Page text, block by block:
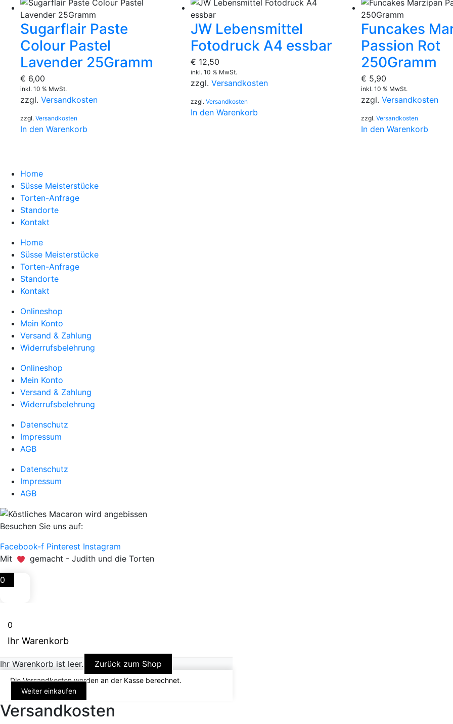
Sugarflair Paste
Colour Pastel
Lavender 25Gramm
€ 6,00
inkl. 10 % MwSt.
zzgl. Versandkosten
zzgl. Versandkosten
In den Warenkorb
JW Lebensmittel
Fotodruck A4 essbar
€ 12,50
inkl. 10 % MwSt.
zzgl.Versandkosten
zzgl.Versandkosten
In den Warenkorb
Funcakes
Passion Rot
250Gramm
€ 5,90
inkl. 10 % MwSt.
zzgl.Versandkosten
zzgl.Versandkosten
In den Warenkorb
Home
Süsse Meisterstücke
Torten-Anfrage
Standorte
Kontakt
Home
Süsse Meisterstücke
Torten-Anfrage
Standorte
Kontakt
Onlineshop
Mein Konto
Versand & Zahlung
Widerrufsbelehrung
Onlineshop
Mein Konto
Versand & Zahlung
Widerrufsbelehrung
Datenschutz
Impressum
AGB
Datenschutz
Impressum
AGB
Besuchen Sie uns auf:
Facebook-f Pinterest Instagram
Mit
gemacht - Judith und die Torten
0
0
Ihr Warenkorb
Ihr Warenkorb ist leer. Zurück zum Shop
Die Versandkosten werden an der Kasse berechnet.
Weiter einkaufen
Versandkosten